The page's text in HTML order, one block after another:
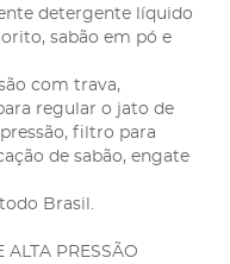
detergente líquido
sabão em pó e
com trava,
regular o jato de
filtro para
de sabão, engate
Brasil.
ALTA PRESSÃO